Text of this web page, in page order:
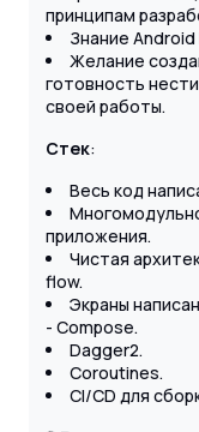
принципам
Знание
Желание
готовность
своей работы.
Стек:
Весь код
приложения.
Чистая
flow.
Экраны
- Compose.
Dagger2.
Coroutines.
CI/CD для